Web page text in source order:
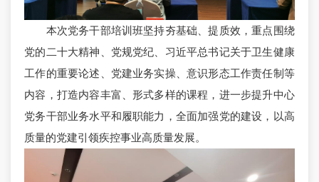
本次党务干部培训班坚持夯基础、提质效，重点围绕
党的二十大精神、党规党纪、习近平总书记关于卫生健康
工作的重要论述、党建业务实操、意识形态工作责任制等
内容，打造内容丰富、形式多样的课程，进一步提升中心
党务干部业务水平和履职能力，全面加强党的建设，以高
质量的党建引领疾控事业高质量发展。